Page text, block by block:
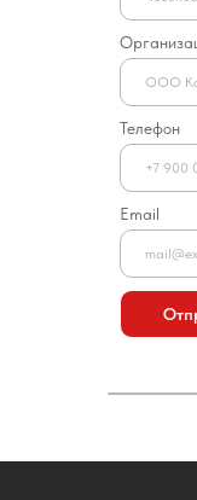
Телефон
Email